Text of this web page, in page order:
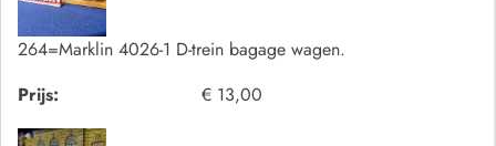
264=Marklin 4026-1 D-trein bagage wagen.
Prijs:
€ 13,00